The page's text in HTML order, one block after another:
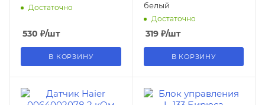
Достаточно
530 ₽/шт
В КОРЗИНУ
белый
Достаточно
319₽/шт
В КОРЗИНУ